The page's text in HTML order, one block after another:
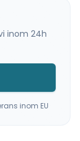
inom 24h
inom EU